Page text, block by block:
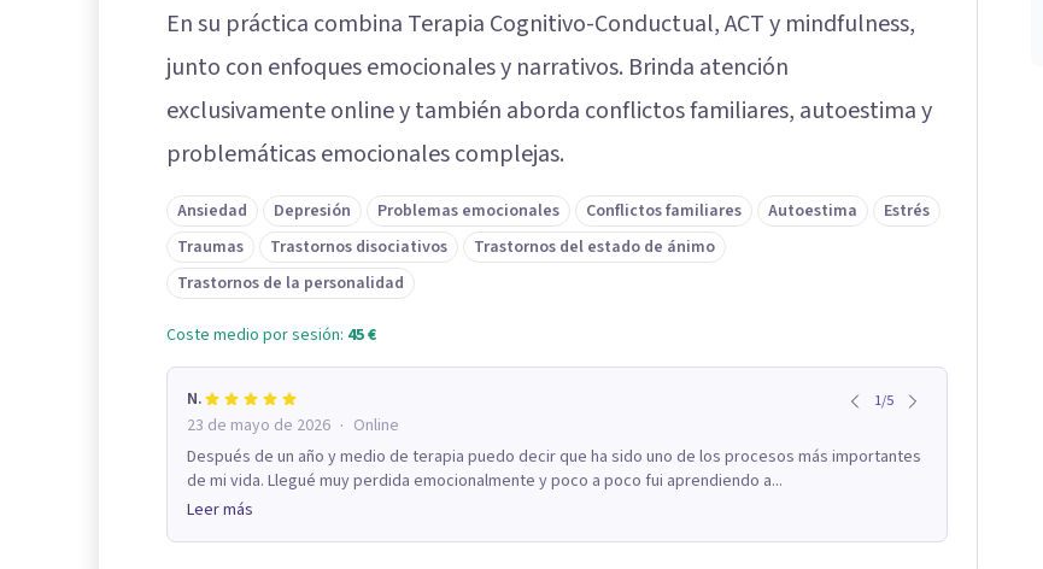
En su práctica combina Terapia Cognitivo-Conductual, ACT y mindfulness,
junto con enfoques emocionales y narrativos. Brinda atención
exclusivamente online y también aborda conflictos familiares, autoestima y
problemáticas emocionales complejas.
Ansiedad Depresión Problemas emocionales Conflictos familiares Autoestima
Estrés
Traumas
Trastornos disociativos
Trastornos del estado de ánimo
Trastornos de la personalidad
Coste medio por sesión: 45 €
N. 1/5
23 de mayo de 2026 · Online
Después de un año y medio de terapia puedo decir que ha sido uno de los procesos más importantes
de mi vida. Llegué muy perdida emocionalmente y poco a poco fui aprendiendo a...
Leer más